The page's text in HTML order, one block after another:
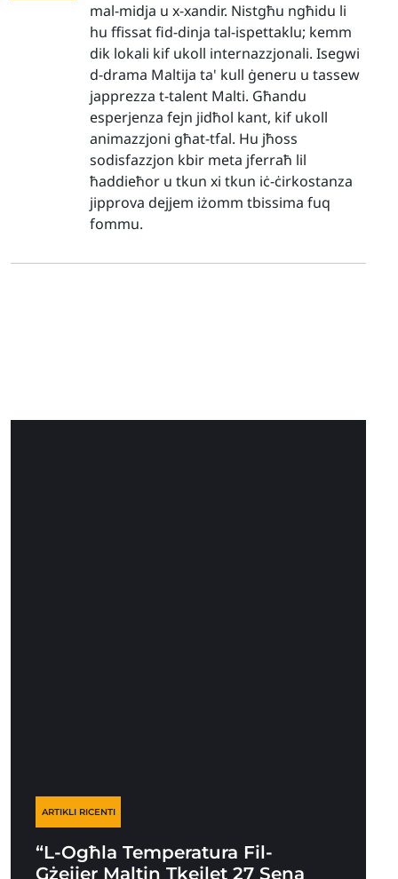
mal-midja u x-xandir. Nistgħu ngħidu li
hu ffissat fid-dinja tal-ispettaklu; kemm
dik lokali kif ukoll internazzjonali. Isegwi
d-drama Maltija ta' kull ġeneru u tassew
japprezza t-talent Malti. Għandu
esperjenza fejn jidħol kant, kif ukoll
animazzjoni għat-tfal. Hu jħoss
sodisfazzjon kbir meta jferraħ lil
ħaddieħor u tkun xi tkun iċ-ċirkostanza
jipprova dejjem iżomm tbissima fuq
fommu.
ARTIKLI RICENTI
“L-Ogħla Temperatura Fil-
Gżejjer Maltin Tkejlet 27 Sena